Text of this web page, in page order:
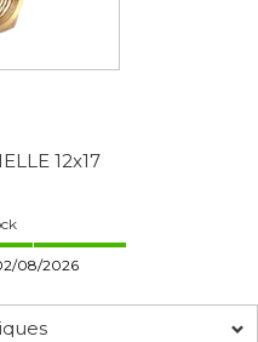
12x17
08/2026